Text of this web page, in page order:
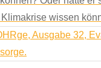
wissen